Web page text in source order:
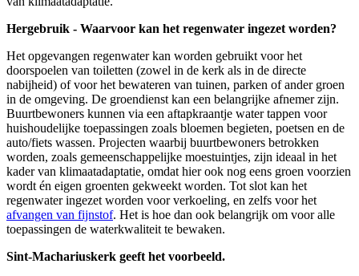
Hergebruik - Waarvoor kan het regenwater ingezet worden?
Het opgevangen regenwater kan worden gebruikt voor het
doorspoelen van toiletten (zowel in de kerk als in de directe
nabijheid) of voor het bewateren van tuinen, parken of ander groen
in de omgeving. De groendienst kan een belangrijke afnemer zijn.
Buurtbewoners kunnen via een aftapkraantje water tappen voor
huishoudelijke toepassingen zoals bloemen begieten, poetsen en de
auto/fiets wassen. Projecten waarbij buurtbewoners betrokken
worden, zoals gemeenschappelijke moestuintjes, zijn ideaal in het
kader van klimaatadaptatie, omdat hier ook nog eens groen voorzien
wordt én eigen groenten gekweekt worden. Tot slot kan het
regenwater ingezet worden voor verkoeling, en zelfs voor het
afvangen van fijnstof. Het is hoe dan ook belangrijk om voor alle
toepassingen de waterkwaliteit te bewaken.
Sint-Machariuskerk geeft het voorbeeld.